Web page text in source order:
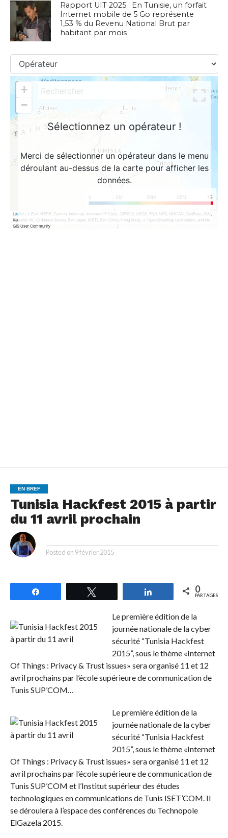
Rapport UIT 2025 : En Tunisie, un forfait
Internet mobile de 5 Go représente
1,53 % du Revenu National Brut par
habitant par mois
EN BREF
Tunisia Hackfest 2015 à partir
du 11 avril prochain
Posted on 9 février 2015
Partagez 0
PARTAGES
Le première édition de la
journée nationale de la cyber
sécurité “Tunisia Hackfest
2015”, sous le thème «Internet
Of Things : Privacy & Trust issues» sera organisé 11 et 12
avril prochains par l’école supérieure de communication de
Tunis SUP’COM…
Le première édition de la
journée nationale de la cyber
sécurité “Tunisia Hackfest
2015”, sous le thème «Internet
Of Things : Privacy & Trust issues» sera organisé 11 et 12
avril prochains par l’école supérieure de communication de
Tunis SUP’COM et l’Institut supérieur des études
technologiques en communications de Tunis ISET’COM. Il
se déroulera à l’espace des conférences du Technopole
ElGazela 2015.